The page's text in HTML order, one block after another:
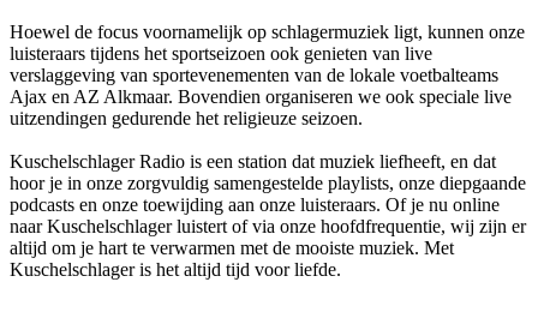
Hoewel de focus voornamelijk op schlagermuziek ligt, kunnen onze
luisteraars tijdens het sportseizoen ook genieten van live
verslaggeving van sportevenementen van de lokale voetbalteams
Ajax en AZ Alkmaar. Bovendien organiseren we ook speciale live
uitzendingen gedurende het religieuze seizoen.
Kuschelschlager Radio is een station dat muziek liefheeft, en dat
hoor je in onze zorgvuldig samengestelde playlists, onze diepgaande
podcasts en onze toewijding aan onze luisteraars. Of je nu online
naar Kuschelschlager luistert of via onze hoofdfrequentie, wij zijn er
altijd om je hart te verwarmen met de mooiste muziek. Met
Kuschelschlager is het altijd tijd voor liefde.